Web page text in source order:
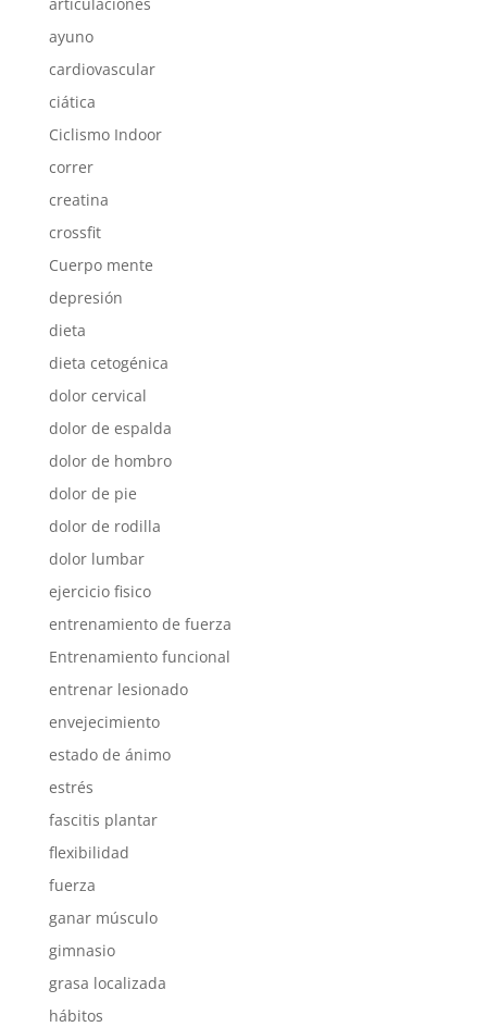
ayuno
cardiovascular
ciática
Ciclismo Indoor
correr
creatina
crossfit
Cuerpo mente
depresión
dieta
dieta cetogénica
dolor cervical
dolor de espalda
dolor de hombro
dolor de pie
dolor de rodilla
dolor lumbar
ejercicio fisico
entrenamiento de fuerza
Entrenamiento funcional
entrenar lesionado
envejecimiento
estado de ánimo
estrés
fascitis plantar
flexibilidad
fuerza
ganar músculo
gimnasio
grasa localizada
hábitos